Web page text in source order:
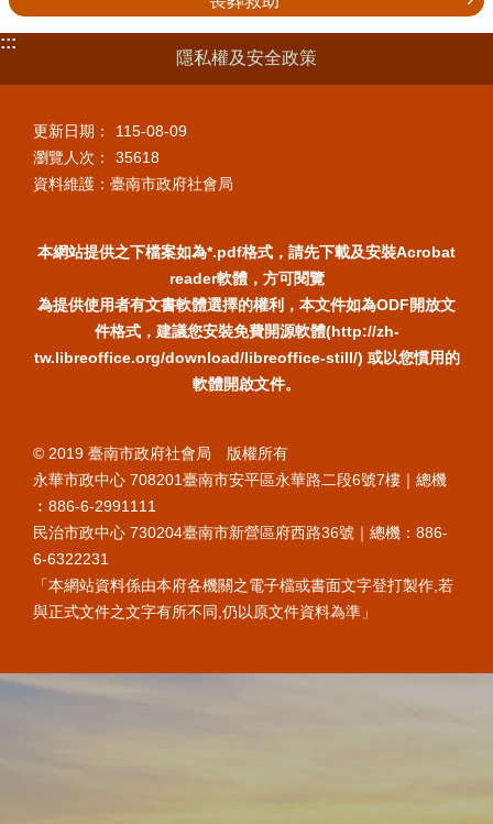
:::
隱私權及安全政策
更新日期：
115-08-09
瀏覽人次：
35618
資料維護：臺南市政府社會局
本網站提供之下檔案如為*.pdf格式，請先下載及安裝Acrobat
reader軟體，方可閱覽
為提供使用者有文書軟體選擇的權利，本文件如為ODF開放文
件格式，建議您安裝免費開源軟體(http://zh-
tw.libreoffice.org/download/libreoffice-still/) 或以您慣用的
軟體開啟文件。
© 2019 臺南市政府社會局 版權所有
永華市政中心 708201臺南市安平區永華路二段6號7樓｜總機
︰886-6-2991111
民治市政中心 730204臺南市新營區府西路36號｜總機：886-
6-6322231
「本網站資料係由本府各機關之電子檔或書面文字登打製作,若
與正式文件之文字有所不同,仍以原文件資料為準」